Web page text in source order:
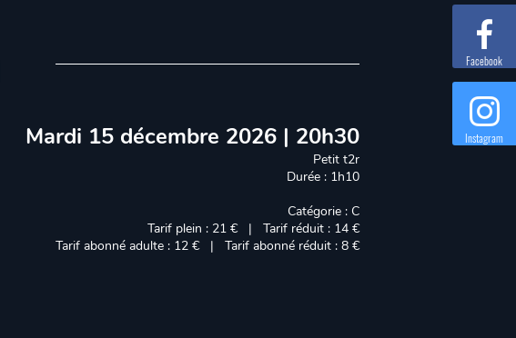
Facebook
Instagram
Mardi 15 décembre 2026 | 20h30
Petit t2r
Durée : 1h10
Catégorie : C
Tarif plein : 21 € | Tarif réduit : 14 €
Tarif abonné adulte : 12 € | Tarif abonné réduit : 8 €